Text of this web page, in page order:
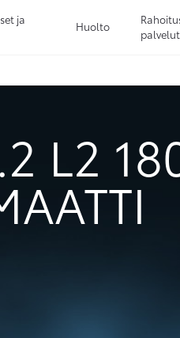
ja
Huolto
palvelut
L2